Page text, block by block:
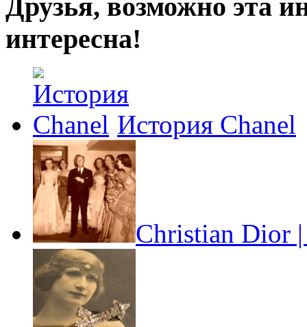
Друзья, возможно эта
интересна!
История Chanel
Christian Dior